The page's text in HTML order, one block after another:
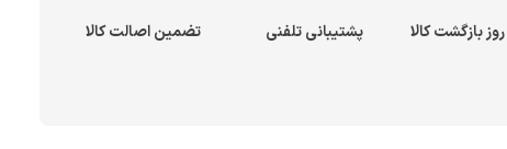
پشتیبانی تلفنی تضمین اصالت کالا